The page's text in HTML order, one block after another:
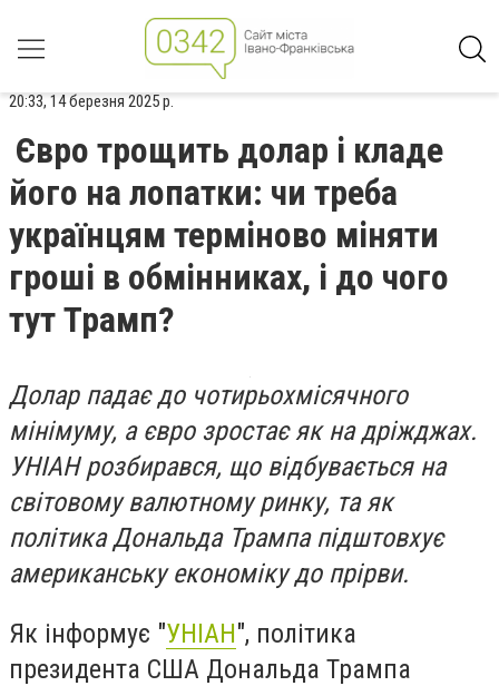
20:33, 14 березня 2025 р.
Євро трощить долар і кладе
його на лопатки: чи треба
українцям терміново міняти
гроші в обмінниках, і до чого
тут Трамп?
Долар падає до чотирьохмісячного
мінімуму, а євро зростає як на дріжджах.
УНІАН розбирався, що відбувається на
світовому валютному ринку, та як
політика Дональда Трампа підштовхує
американську економіку до прірви.
Як інформує "УНІАН", політика
президента США Дональда Трампа